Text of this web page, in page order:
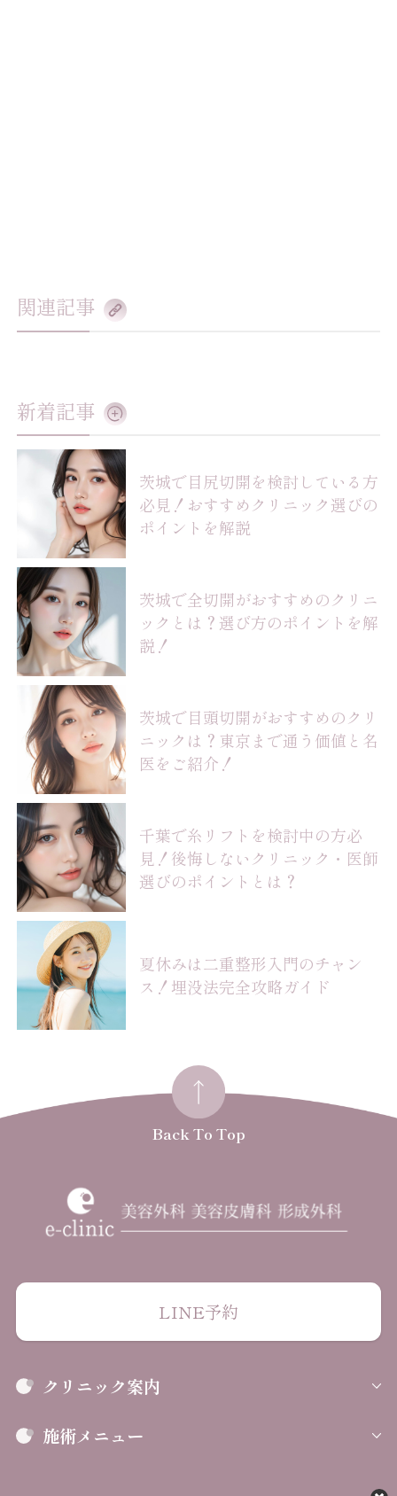
関連記事
新着記事
茨城で目尻切開を検討している方
必見！おすすめクリニック選びの
ポイントを解説
茨城で全切開がおすすめのクリニ
ックとは？選び方のポイントを解
説！
茨城で目頭切開がおすすめのクリ
ニックは？東京まで通う価値と名
医をご紹介！
千葉で糸リフトを検討中の方必
見！後悔しないクリニック・医師
選びのポイントとは？
夏休みは二重整形入門のチャン
ス！埋没法完全攻略ガイド
LINE予約
クリニック案内
施術メニュー
Back To Top